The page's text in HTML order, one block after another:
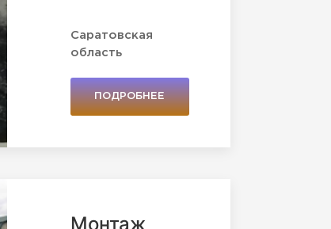
Саратовская
область
ПОДРОБНЕЕ
Монтаж